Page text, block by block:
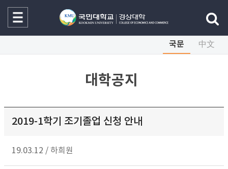
국문 中文
대학공지
2019-1학기 조기졸업 신청 안내
19.03.12 / 하희원